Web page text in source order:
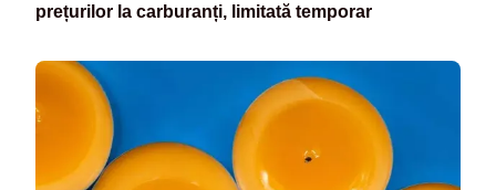
prețurilor la carburanți, limitată temporar